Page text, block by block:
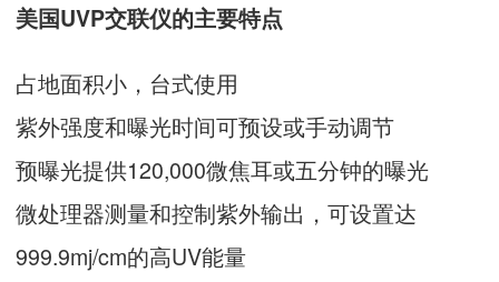
美国UVP交联仪的主要特点
占地面积小，台式使用
紫外强度和曝光时间可预设或手动调节
预曝光提供120,000微焦耳或五分钟的曝光
微处理器测量和控制紫外输出，可设置达
999.9mj/cm的高UV能量